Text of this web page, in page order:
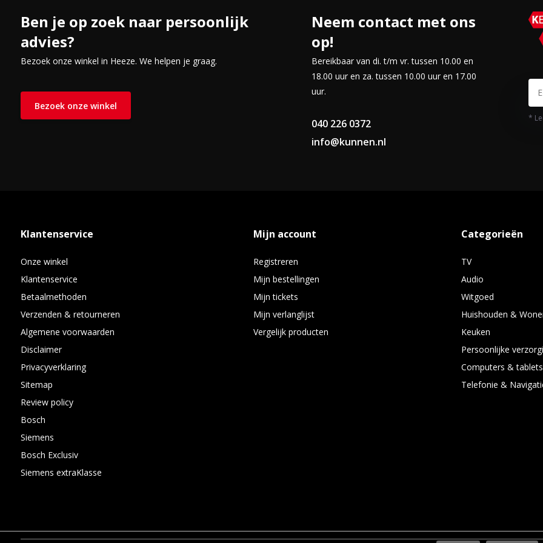
kuip.
Ben je op zoek naar persoonlijk
advies?
Bezoek onze winkel in Heeze. We helpen je graag.
Bezoek onze winkel
Neem contact met ons
op!
Bereikbaar van di. t/m vr. tussen 10.00 en
18.00 uur en za. tussen 10.00 uur en 17.00
uur.
040 226 0372
info@kunnen.nl
*
Klantenservice
Onze winkel
Klantenservice
Betaalmethoden
Verzenden & retourneren
Algemene voorwaarden
Disclaimer
Privacyverklaring
Sitemap
Review policy
Bosch
Siemens
Bosch Exclusiv
Siemens extraKlasse
Mijn account
Registreren
Mijn bestellingen
Mijn tickets
Mijn verlanglijst
Vergelijk producten
Categorieën
TV
Audio
Witgoed
Huishouden &
Keuken
Persoonlijke
Computers & tablets
Telefonie &